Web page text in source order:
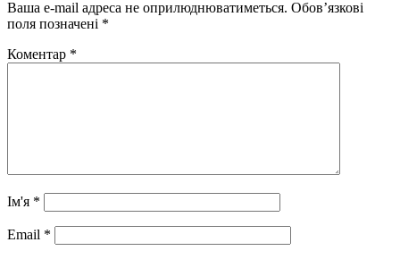
Ваша e-mail адреса не оприлюднюватиметься. Обов’язкові
поля позначені *
Коментар *
Ім'я *
Email *